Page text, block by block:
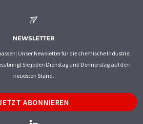
NEWSLETTER
Unser Newsletter für die chemische Industrie,
bringt Sie jeden Dienstag und Donnerstag auf den
neuesten Stand.
ABONNIEREN